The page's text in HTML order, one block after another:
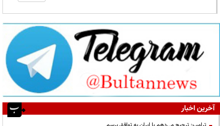
آخرین اخبار